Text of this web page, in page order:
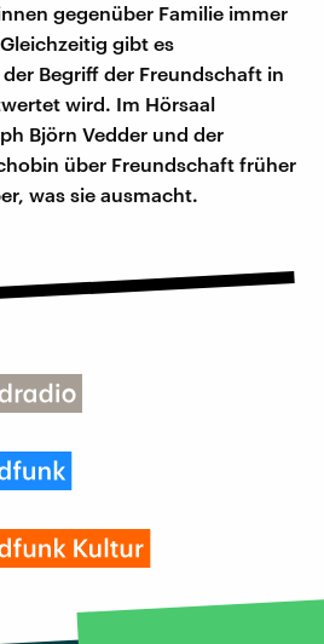
gegenüber Familie immer
gibt es
Begriff der Freundschaft in
wird. Im Hörsaal
Björn Vedder und der
über Freundschaft früher
was sie ausmacht.